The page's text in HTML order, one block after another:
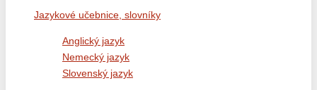
Jazykové učebnice, slovníky
Anglický jazyk
Nemecký jazyk
Slovenský jazyk